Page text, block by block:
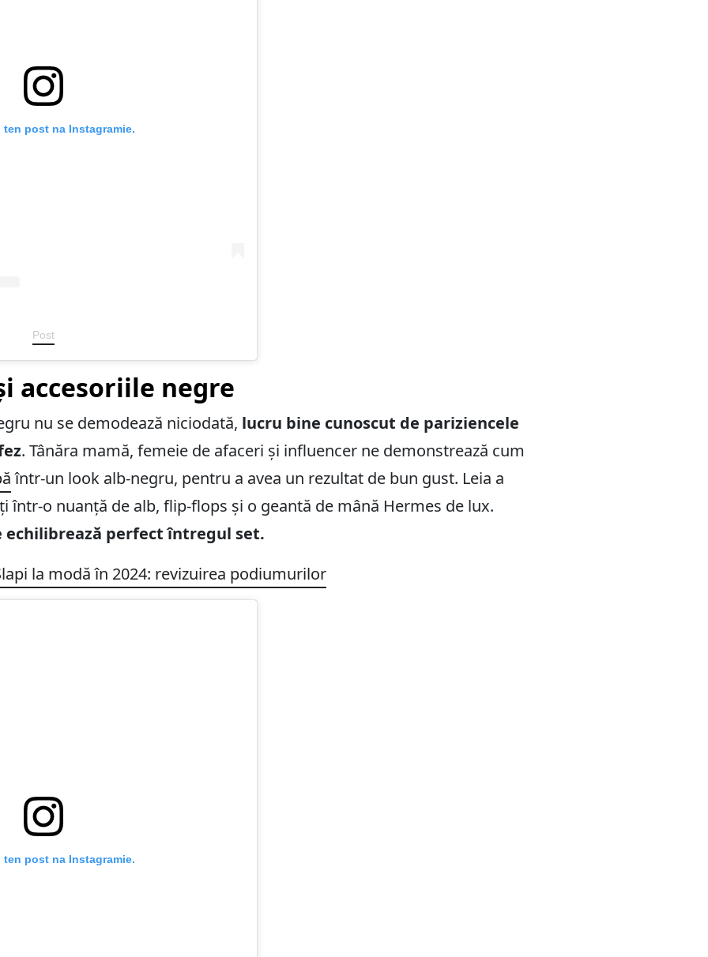
ten post na Instagramie.
Post
accesoriile negre
nu se demodează niciodată, lucru bine cunoscut de pariziencele
. Tânăra mamă, femeie de afaceri și influencer ne demonstrează cum
într-un look alb-negru, pentru a avea un rezultat de bun gust. Leia a
într-o nuanță de alb, flip-flops și o geantă de mână Hermes de lux.
echilibrează perfect întregul set.
la modă în 2024: revizuirea podiumurilor
ten post na Instagramie.